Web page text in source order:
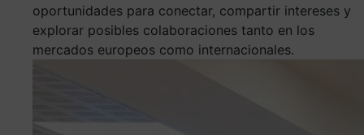
oportunidades para conectar, compartir intereses y
explorar posibles colaboraciones tanto en los
mercados europeos como internacionales.